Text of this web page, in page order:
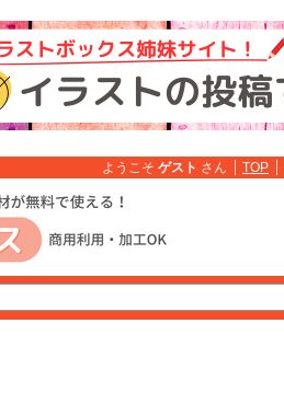
ようこそ ゲスト さん TOP